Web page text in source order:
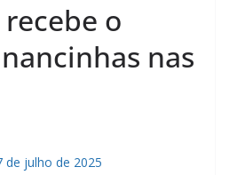
o
nas
de julho de 2025